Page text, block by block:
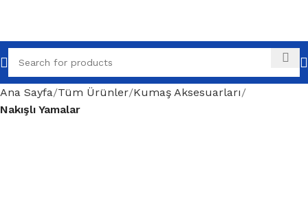
Ana Sayfa Tüm Ürünler Kumaş Aksesuarları
Nakışlı Yamalar